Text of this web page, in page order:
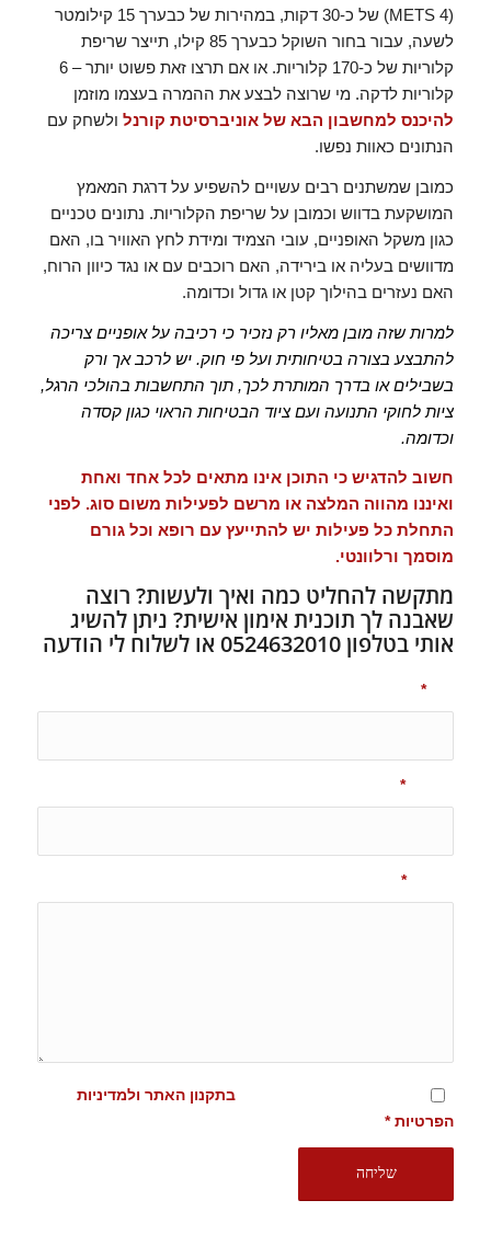
(4 METS) של כ-30 דקות, במהירות של כבערך 15 קילומטר
לשעה, עבור בחור השוקל כבערך 85 קילו, תייצר שריפת
קלוריות של כ-170 קלוריות. או אם תרצו זאת פשוט יותר – 6
קלוריות לדקה. מי שרוצה לבצע את ההמרה בעצמו מוזמן
להיכנס למחשבון הבא של אוניברסיטת קורנלולשחק עם
הנתונים כאוות נפשו.
כמובן שמשתנים רבים עשויים להשפיע על דרגת המאמץ
המושקעת בדווש וכמובן על שריפת הקלוריות. נתונים טכניים
כגון משקל האופניים, עובי הצמיד ומידת לחץ האוויר בו, האם
מדוושים בעליה או בירידה, האם רוכבים עם או נגד כיוון הרוח,
האם נעזרים בהילוך קטן או גדול וכדומה.
למרות שזה מובן מאליו רק נזכיר כי רכיבה על אופניים צריכה
להתבצע בצורה בטיחותית ועל פי חוק. יש לרכב אך ורק
בשבילים או בדרך המותרת לכך, תוך התחשבות בהולכי הרגל,
ציות לחוקי התנועה ועם ציוד הבטיחות הראוי כגון קסדה
וכדומה.
חשוב להדגיש כי התוכן אינו מתאים לכל אחד ואחת
ואיננו מהווה המלצה או מרשם לפעילות משום סוג. לפני
התחלת כל פעילות יש להתייעץ עם רופא וכל גורם
מוסמך ורלוונטי.
מתקשה להחליט כמה ואיך ולעשות? רוצה
שאבנה לך תוכנית אימון אישית? ניתן להשיג
אותי בטלפון 0524632010 או לשלוח לי הודעה
שם*
אימייל*
הודעה*
בתקנון האתר ולמדיניות
הפרטיות *